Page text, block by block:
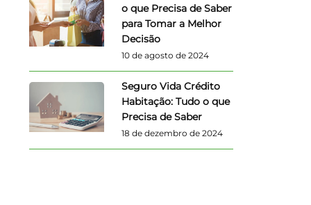
o que Precisa de Saber
para Tomar a Melhor
Decisão
10 de agosto de 2024
Seguro Vida Crédito
Habitação: Tudo o que
Precisa de Saber
18 de dezembro de 2024